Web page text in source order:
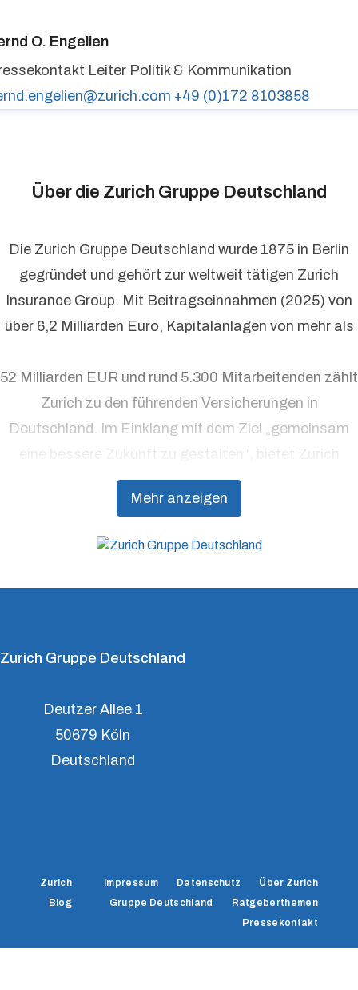
O. Engelien
Leiter Politik & Kommunikation
+49 (0)172 8103858
Über die Zurich Gruppe Deutschland
Mehr anzeigen
Die Zurich Gruppe Deutschland wurde 1875 in Berlin
gegründet und gehört zur weltweit tätigen Zurich
Insurance Group. Mit Beitragseinnahmen (2025) von
über 6,2 Milliarden Euro, Kapitalanlagen von mehr als
52 Milliarden EUR und rund 5.300 Mitarbeitenden zählt
Zurich zu den führenden Versicherungen in
Deutschland. Im Einklang mit dem Ziel „gemeinsam
eine bessere Zukunft zu gestalten“, bietet Zurich
Präventionsdienstleistungen an, die über traditionelle
Versicherungsprodukte hinausgehen, um Kunden
Zurich Gruppe Deutschland
Deutzer Allee 1
50679 Köln
Deutschland